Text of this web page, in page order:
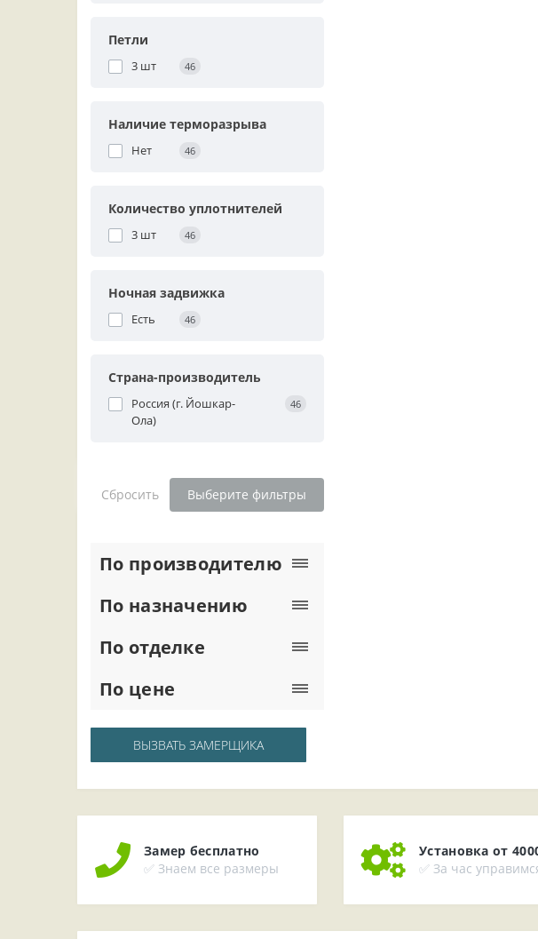
Петли
3 шт 46
Наличие терморазрыва
Нет 46
Количество уплотнителей
3 шт 46
Ночная задвижка
Есть 46
Страна-производитель
Россия (г. Йошкар-
Ола)
46
Сбросить Выберите фильтры
По производителю
По назначению
По отделке
По цене
ВЫЗВАТЬ ЗАМЕРЩИКА
Замер бесплатно
✅ Знаем все размеры
Установка от
✅ За час